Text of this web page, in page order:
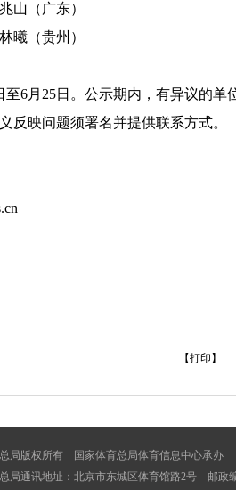
山（广东）
曦（贵州）
至6月25日。公示期内，有异议的
反映问题须署名并提供联系方式。
【打印】